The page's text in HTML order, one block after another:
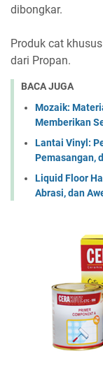
dibongkar.
Produk cat
dari Propan.
BACA JUGA
Mozaik:
Memberikan
Lantai Vinyl:
Pemasangan,
Liquid Floor
Abrasi, dan